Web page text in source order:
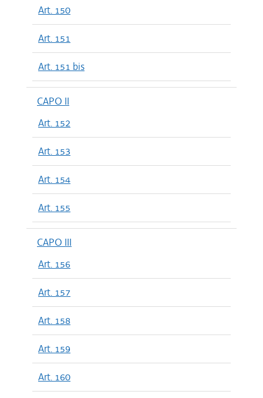
Art. 150
Art. 151
Art. 151 bis
CAPO II
Art. 152
Art. 153
Art. 154
Art. 155
CAPO III
Art. 156
Art. 157
Art. 158
Art. 159
Art. 160